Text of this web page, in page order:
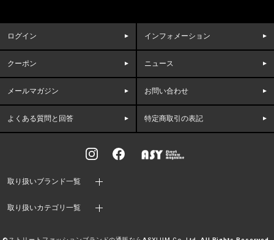
47キャップ ルナー クリーンナップ '
福岡県のお客様ご注文ありがとうございます。
47 Brand/フォーティーセブンブランド
パドレス キャップ '47 MVP チャ
福岡県のお客様ご注文ありがとうございます。
47 Brand/フォーティーセブンブランド
ログイン インフォメーション
クーポン ニュース
メールマガジン お問い合わせ
よくある質問と回答 特定商取引の表記
取り扱いブランド一覧
取り扱いカテゴリ一覧